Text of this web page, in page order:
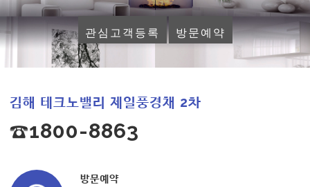
관심고객등록 방문예약
김해 테크노밸리 제일풍경채 2차
☎1800-8863
방문예약